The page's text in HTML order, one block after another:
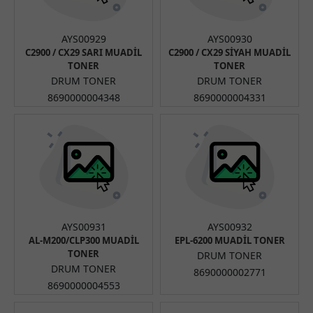
AYS00929
C2900 / CX29 SARI MUADİL
TONER
DRUM TONER
8690000004348
AYS00930
C2900 / CX29 SİYAH MUADİL
TONER
DRUM TONER
8690000004331
AYS00931
AL-M200/CLP300 MUADİL
TONER
DRUM TONER
8690000004553
AYS00932
EPL-6200 MUADİL TONER
DRUM TONER
8690000002771